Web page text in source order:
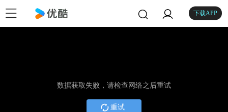
下载APP
数据获取失败，请检查网络之后重试
重试